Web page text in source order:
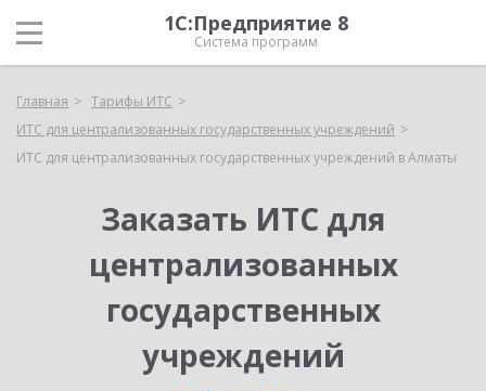
1С:Предприятие 8
Система программ
Главная
Тарифы ИТС
ИТС для централизованных государственных учреждений
ИТС для централизованных государственных учреждений в Алматы
Заказать ИТС для
централизованных
государственных
учреждений